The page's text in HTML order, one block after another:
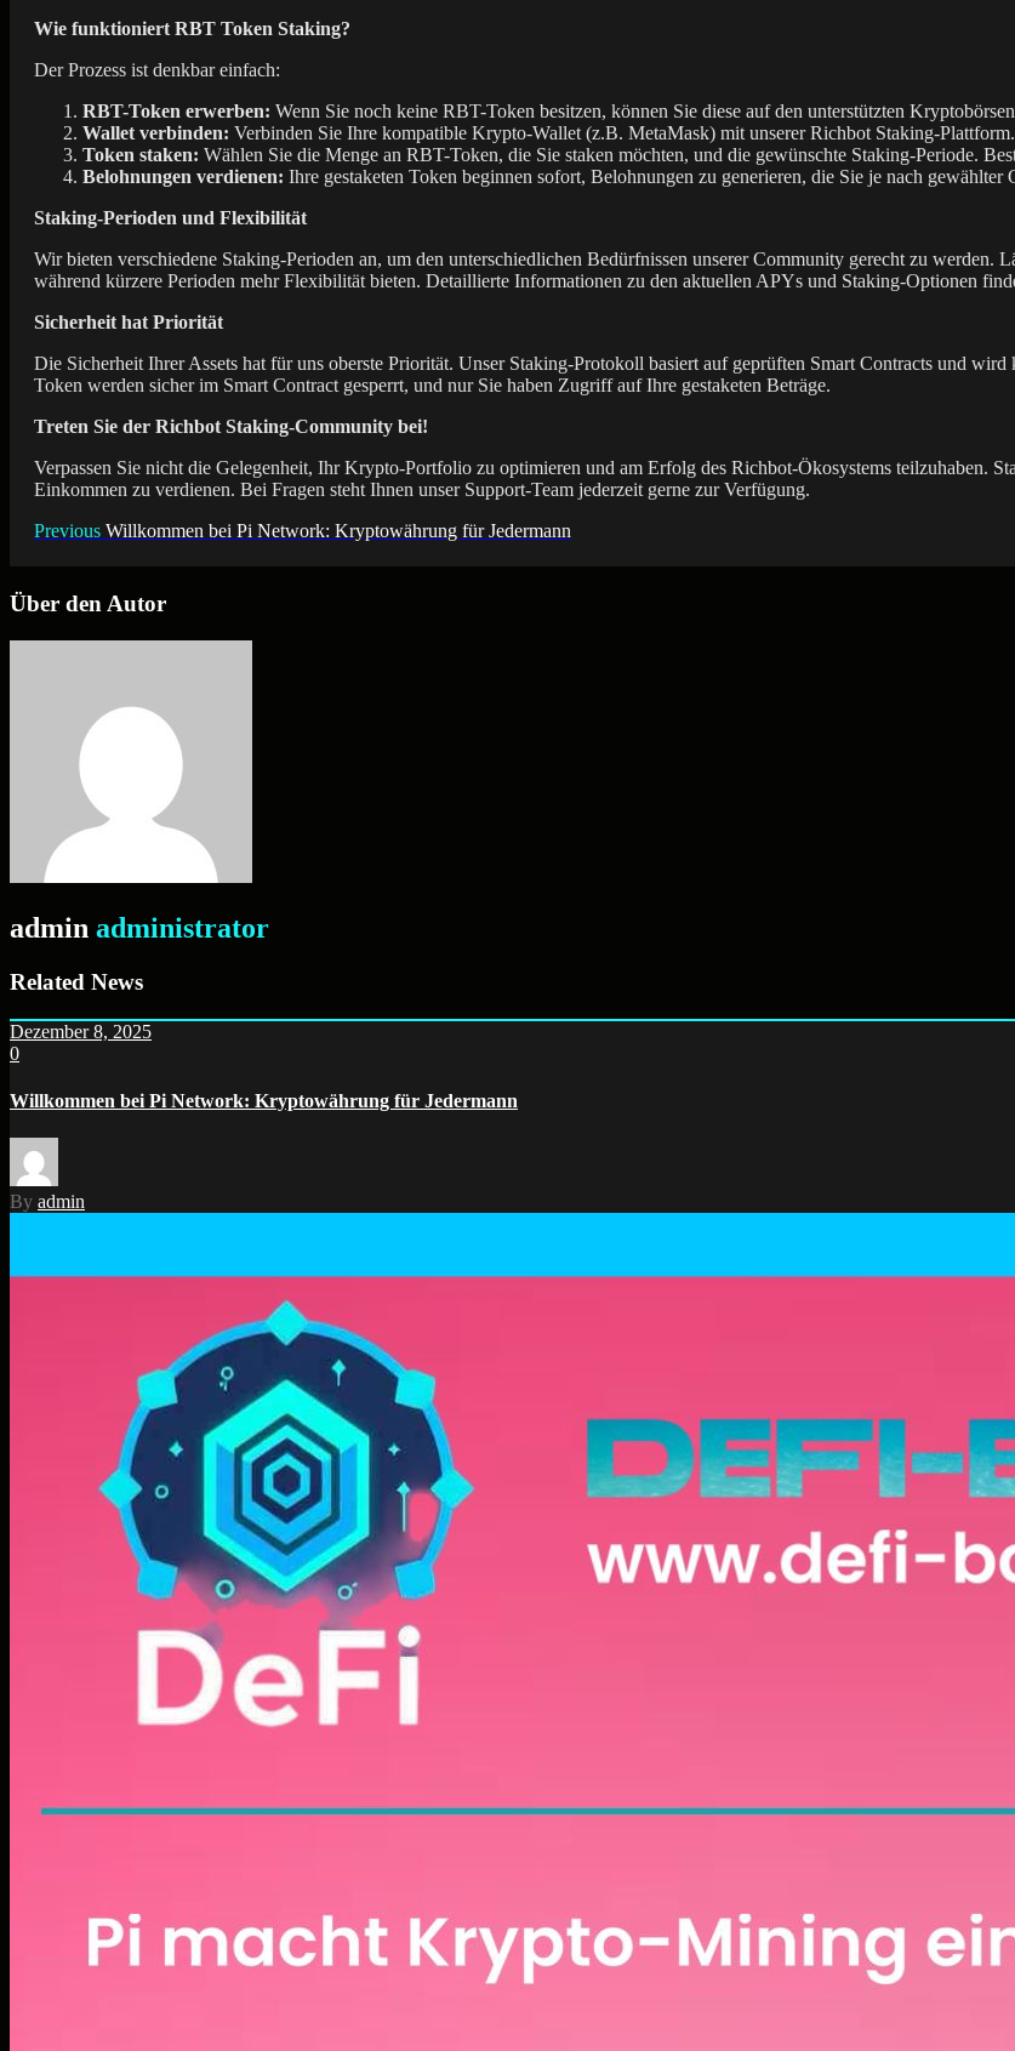
Wie funktioniert RBT Token Staking?
Der Prozess ist denkbar einfach:
RBT-Token erwerben: Wenn Sie noch keine RBT-Token besitzen, können Sie diese auf den unterstützten
Wallet verbinden: Verbinden Sie Ihre kompatible Krypto-Wallet (z.B. MetaMask) mit unserer Richbot Staking-Plattform.
Token staken: Wählen Sie die Menge an RBT-Token, die Sie staken möchten, und die gewünschte Staking-Periode.
Belohnungen verdienen: Ihre gestaketen Token beginnen sofort, Belohnungen zu generieren, die Sie je nach
Staking-Perioden und Flexibilität
Wir bieten verschiedene Staking-Perioden an, um den unterschiedlichen Bedürfnissen unserer Community gerecht zu werden.
während kürzere Perioden mehr Flexibilität bieten. Detaillierte Informationen zu den aktuellen APYs und Staking-Optionen
Sicherheit hat Priorität
Die Sicherheit Ihrer Assets hat für uns oberste Priorität. Unser Staking-Protokoll basiert auf geprüften Smart Contracts und
Token werden sicher im Smart Contract gesperrt, und nur Sie haben Zugriff auf Ihre gestaketen Beträge.
Treten Sie der Richbot Staking-Community bei!
Verpassen Sie nicht die Gelegenheit, Ihr Krypto-Portfolio zu optimieren und am Erfolg des Richbot-Ökosystems teilzuhaben.
Einkommen zu verdienen. Bei Fragen steht Ihnen unser Support-Team jederzeit gerne zur Verfügung.
Beitrags-
Previous Willkommen bei Pi Network: Kryptowährung für Jedermann
Über den Autor
admin administrator
Related News
Dezember 8, 2025
0
Willkommen bei Pi Network: Kryptowährung für Jedermann
By admin